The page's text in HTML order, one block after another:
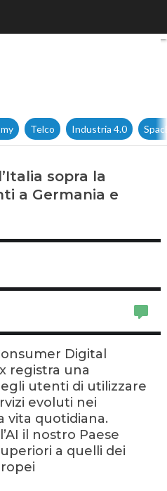
digitale, l’Italia
Telco Industria 4.0
sopra la
a Germania e
Digital
registra una
utenti di utilizzare
evoluti nei
vita quotidiana.
il nostro Paese
a quelli dei